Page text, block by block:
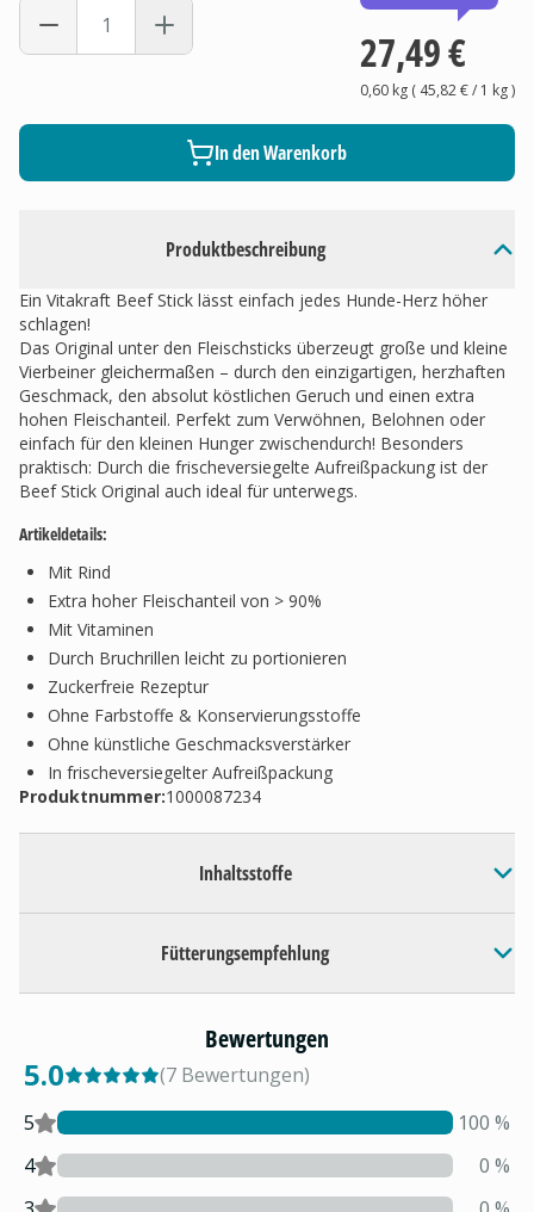
Produktbeschreibung
Ein Vitakraft Beef Stick lässt einfach jedes Hunde-Herz höher
schlagen!
Das Original unter den Fleischsticks überzeugt große und kleine
Vierbeiner gleichermaßen – durch den einzigartigen, herzhaften
Geschmack, den absolut köstlichen Geruch und einen extra
hohen Fleischanteil. Perfekt zum Verwöhnen, Belohnen oder
einfach für den kleinen Hunger zwischendurch! Besonders
praktisch: Durch die frischeversiegelte Aufreißpackung ist der
Beef Stick Original auch ideal für unterwegs.
Artikeldetails:
Mit Rind
Extra hoher Fleischanteil von > 90%
Mit Vitaminen
Durch Bruchrillen leicht zu portionieren
Zuckerfreie Rezeptur
Ohne Farbstoffe & Konservierungsstoffe
Ohne künstliche Geschmacksverstärker
In frischeversiegelter Aufreißpackung
Produktnummer:1000087234
Inhaltsstoffe
Fütterungsempfehlung
27,49 €
0,60 kg( 45,82 €/ 1 kg)
In den Warenkorb
Bewertungen
5.0 (7 Bewertungen)
5
100 %
4
0 %